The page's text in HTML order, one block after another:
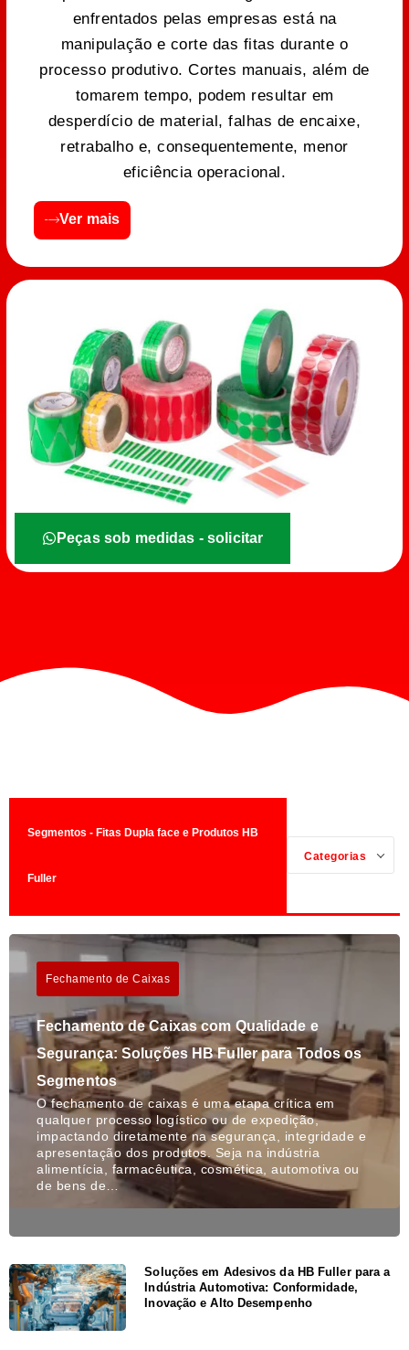
enfrentados pelas empresas está na
manipulação e corte das fitas durante o
processo produtivo. Cortes manuais, além de
tomarem tempo, podem resultar em
desperdício de material, falhas de encaixe,
retrabalho e, consequentemente, menor
eficiência operacional.
Ver mais
Peças sob medidas - solicitar
Segmentos - Fitas Dupla face e Produtos HB
Fuller
Categorias
Fechamento de Caixas
Fechamento de Caixas com Qualidade e
Segurança: Soluções HB Fuller para Todos os
Segmentos
O fechamento de caixas é uma etapa crítica em
qualquer processo logístico ou de expedição,
impactando diretamente na segurança, integridade e
apresentação dos produtos. Seja na indústria
alimentícia, farmacêutica, cosmética, automotiva ou
de bens de…
Soluções em Adesivos da HB Fuller para a
Indústria Automotiva: Conformidade,
Inovação e Alto Desempenho